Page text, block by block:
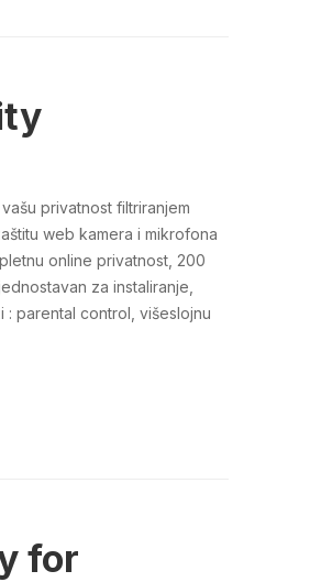
privatnost filtriranjem
web kamera i mikrofona
online privatnost, 200
za instaliranje,
: parental control, višeslojnu
for